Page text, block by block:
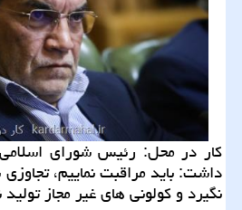
كار در محل: رئیس شورای
داشت: باید مراقبت نماییم،
نگیرد و كولونی های غیر مجاز